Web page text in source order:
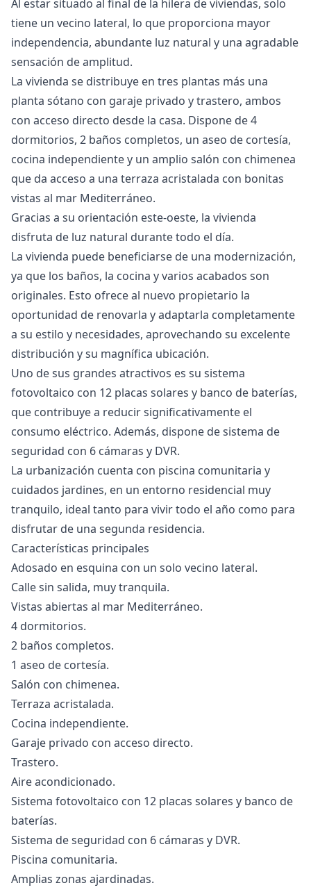
Al estar situado al final de la hilera de viviendas, solo
tiene un vecino lateral, lo que proporciona mayor
independencia, abundante luz natural y una agradable
sensación de amplitud.
La vivienda se distribuye en tres plantas más una
planta sótano con garaje privado y trastero, ambos
con acceso directo desde la casa. Dispone de 4
dormitorios, 2 baños completos, un aseo de cortesía,
cocina independiente y un amplio salón con chimenea
que da acceso a una terraza acristalada con bonitas
vistas al mar Mediterráneo.
Gracias a su orientación este-oeste, la vivienda
disfruta de luz natural durante todo el día.
La vivienda puede beneficiarse de una modernización,
ya que los baños, la cocina y varios acabados son
originales. Esto ofrece al nuevo propietario la
oportunidad de renovarla y adaptarla completamente
a su estilo y necesidades, aprovechando su excelente
distribución y su magnífica ubicación.
Uno de sus grandes atractivos es su sistema
fotovoltaico con 12 placas solares y banco de baterías,
que contribuye a reducir significativamente el
consumo eléctrico. Además, dispone de sistema de
seguridad con 6 cámaras y DVR.
La urbanización cuenta con piscina comunitaria y
cuidados jardines, en un entorno residencial muy
tranquilo, ideal tanto para vivir todo el año como para
disfrutar de una segunda residencia.
Características principales
Adosado en esquina con un solo vecino lateral.
Calle sin salida, muy tranquila.
Vistas abiertas al mar Mediterráneo.
4 dormitorios.
2 baños completos.
1 aseo de cortesía.
Salón con chimenea.
Terraza acristalada.
Cocina independiente.
Garaje privado con acceso directo.
Trastero.
Aire acondicionado.
Sistema fotovoltaico con 12 placas solares y banco de
baterías.
Sistema de seguridad con 6 cámaras y DVR.
Piscina comunitaria.
Amplias zonas ajardinadas.